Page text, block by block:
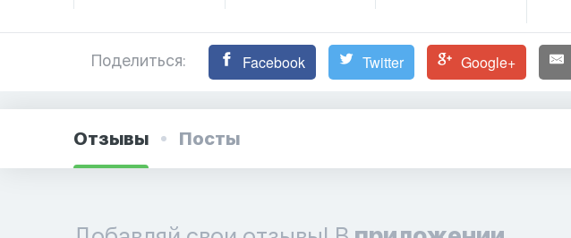
Поделиться: Facebook Twitter Google+
Отзывы Посты